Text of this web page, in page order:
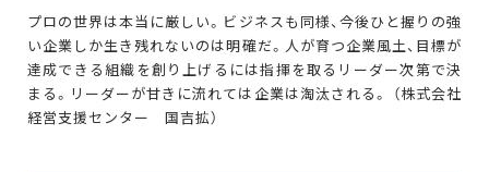
プロの世界は本当に厳しい。ビジネスも同様、今後ひと握りの強
い企業しか生き残れないのは明確だ。人が育つ企業風土、目標が
達成できる組織を創り上げるには指揮を取るリーダー次第で決
まる。リーダーが甘きに流れては企業は淘汰される。 （株式会社
経営支援センター 国吉拡）